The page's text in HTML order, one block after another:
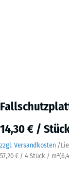
14,30 € /
zzgl. Versandkosten /
57,20 € / 4 Stück / m²(